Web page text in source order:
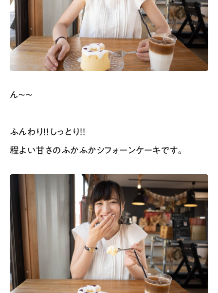
ん〜〜
ふんわり！！しっとり！！
程よい甘さのふかふかシフォーンケーキです。